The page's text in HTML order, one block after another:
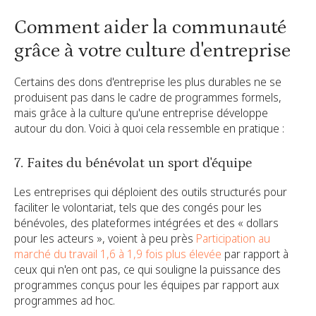
Comment aider la communauté
grâce à votre culture d'entreprise
Certains des dons d'entreprise les plus durables ne se
produisent pas dans le cadre de programmes formels,
mais grâce à la culture qu'une entreprise développe
autour du don. Voici à quoi cela ressemble en pratique :
7. Faites du bénévolat un sport d'équipe
Les entreprises qui déploient des outils structurés pour
faciliter le volontariat, tels que des congés pour les
bénévoles, des plateformes intégrées et des « dollars
pour les acteurs », voient à peu près Participation au
marché du travail 1,6 à 1,9 fois plus élevée par rapport à
ceux qui n'en ont pas, ce qui souligne la puissance des
programmes conçus pour les équipes par rapport aux
programmes ad hoc.